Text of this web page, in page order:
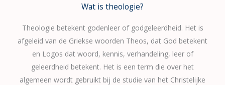
Wat is theologie?
Theologie betekent godenleer of godgeleerdheid. Het is
afgeleid van de Griekse woorden Theos, dat God betekent
en Logos dat woord, kennis, verhandeling, leer of
geleerdheid betekent. Het is een term die over het
algemeen wordt gebruikt bij de studie van het Christelijke